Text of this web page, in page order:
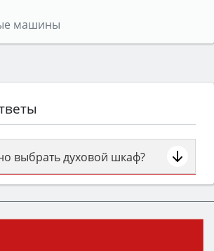
машины
выбрать духовой шкаф?
с типом (газовый или
и габаритами под вашу нишу,
на объём 50–70 л для семьи,